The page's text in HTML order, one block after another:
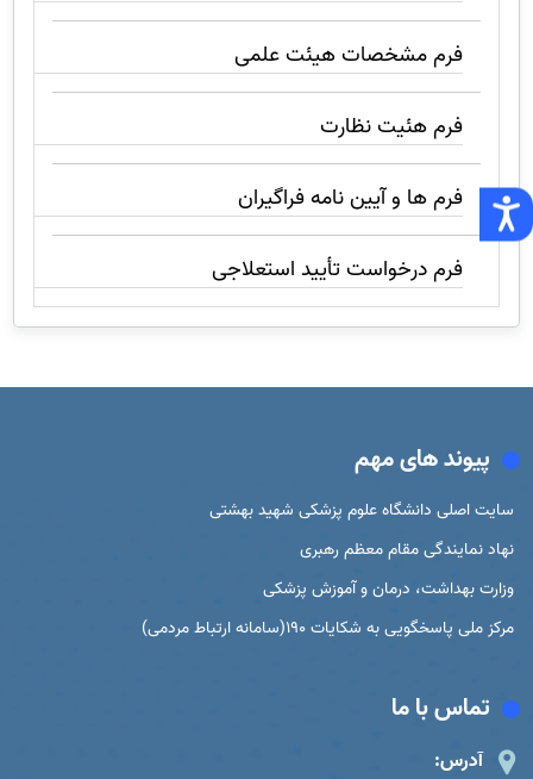
فرم مشخصات هیئت علمی
فرم هئیت نظارت
فرم ها و آیین نامه فراگیران
فرم درخواست تأیید استعلاجی
پیوند های مهم
سایت اصلی دانشگاه علوم پزشکی شهید بهشتی
نهاد نمایندگی مقام معظم رهبری
وزارت بهداشت، درمان و آموزش پزشکی
مرکز ملی پاسخگویی به شکایات 190(سامانه ارتباط مردمی)
تماس با ما
آدرس: